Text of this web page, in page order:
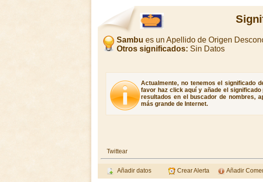
Sambu es un Apellido de Origen
Otros significados: Sin Datos
Actualmente, no tenemos el significado
favor haz click aquí y añade el
resultados en el buscador de nombres,
más grande de Internet.
Twittear
Añadir datos Crear Alerta Añadir